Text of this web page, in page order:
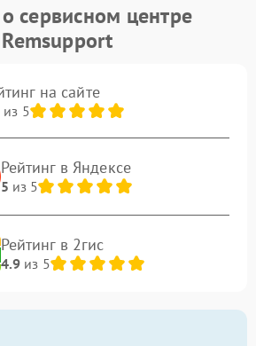
сервисном центре
Remsupport
на сайте
из 5
Рейтинг в Яндексе
5 из 5
Рейтинг в 2гис
4.9из 5